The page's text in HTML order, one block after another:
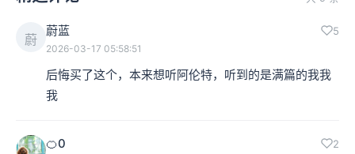
蔚
蔚蓝 5
2026-03-17 05:58:51
后悔买了这个，本来想听阿伦特，听到的是满篇的我我
我
🍊0 2